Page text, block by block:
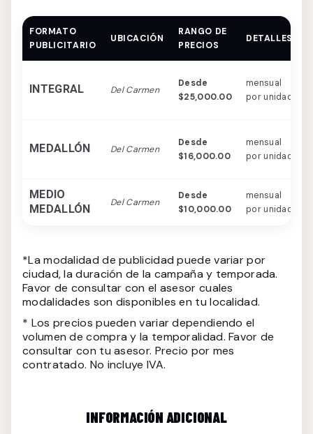
FORMATO
PUBLICITARIO
UBICACIÓN
RANGO DE
PRECIOS
DETALLES
INTEGRAL Del Carmen
Desde
$25,000.00
mensual
por unidad
MEDALLÓN Del Carmen
Desde
$16,000.00
mensual
por unidad
MEDIO
MEDALLÓN
Del Carmen
Desde
$10,000.00
mensual
por unidad
*La modalidad de publicidad puede variar por
ciudad, la duración de la campaña y temporada.
Favor de consultar con el asesor cuales
modalidades son disponibles en tu localidad.
* Los precios pueden variar dependiendo el
volumen de compra y la temporalidad. Favor de
consultar con tu asesor. Precio por mes
contratado. No incluye IVA.
INFORMACIÓN ADICIONAL